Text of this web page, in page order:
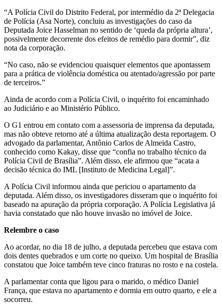
“A Polícia Civil do Distrito Federal, por intermédio da 2ª Delegacia
de Polícia (Asa Norte), concluiu as investigações do caso da
Deputada Joice Hasselman no sentido de ‘queda da própria altura’,
possivelmente decorrente dos efeitos de remédio para dormir”, diz
nota da corporação.
“No caso, não se evidenciou quaisquer elementos que apontassem
para a prática de violência doméstica ou atentado/agressão por parte
de terceiros.”
Ainda de acordo com a Polícia Civil, o inquérito foi encaminhado
ao Judiciário e ao Ministério Público.
O G1 entrou em contato com a assessoria de imprensa da deputada,
mas não obteve retorno até a última atualização desta reportagem. O
advogado da parlamentar, Antônio Carlos de Almeida Castro,
conhecido como Kakay, disse que “confia no trabalho técnico da
Polícia Civil de Brasília”. Além disso, ele afirmou que “acata a
decisão técnica do IML [Instituto de Medicina Legal]”.
A Polícia Civil informou ainda que periciou o apartamento da
deputada. Além disso, os investigadores disseram que o inquérito foi
baseado na apuração da própria corporação. A Polícia Legislativa já
havia constatado que não houve invasão no imóvel de Joice.
Relembre o caso
Ao acordar, no dia 18 de julho, a deputada percebeu que estava com
dois dentes quebrados e um corte no queixo. Um hospital de Brasília
constatou que Joice também teve cinco fraturas no rosto e na costela.
A parlamentar conta que ligou para o marido, o médico Daniel
França, que estava no apartamento e dormia em outro quarto, e ele a
socorreu.